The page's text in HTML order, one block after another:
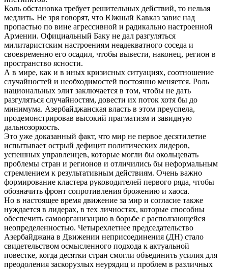
Коль обстановка требует решительных действий, то нельзя
медлить. Не зря говорят, что Южный Кавказ завис над
пропастью по вине агрессивной и радикально настроенной
Армении. Официальный Баку не дал разгуляться
милитаристским настроениям неадекватного соседа и
своевременно его осадил, чтобы вывести, наконец, регион в
пространство ясности.
А в мире, как и в иных кризисных ситуациях, соотношение
случайностей и необходимостей постоянно меняется. Роль
национальных элит заключается в том, чтобы не дать
разгуляться случайностям, довести их поток хотя бы до
минимума. Азербайджанская власть в этом преуспела,
продемонстрировав высокий прагматизм и завидную
дальнозоркость.
Это уже доказанный факт, что мир не первое десятилетие
испытывает острый дефицит политических лидеров,
успешных управленцев, которые могли бы окольцевать
проблемы стран и регионов и отличились бы неформальным
стремлением к результативным действиям. Очень важно
формирование кластера руководителей первого ряда, чтобы
обозначить фронт сопротивления брожению и хаоса.
Но в настоящее время движение за мир и согласие также
нуждается в лидерах, в тех личностях, которые способны
обеспечить самоорганизацию в борьбе с расползающейся
неопределенностью. Четырехлетнее председательство
Азербайджана в Движении неприсоединения (ДН) стало
свидетельством осмысленного подхода к актуальной
повестке, когда десятки стран смогли объединить усилия для
преодоления заскорузлых неурядиц и проблем в различных